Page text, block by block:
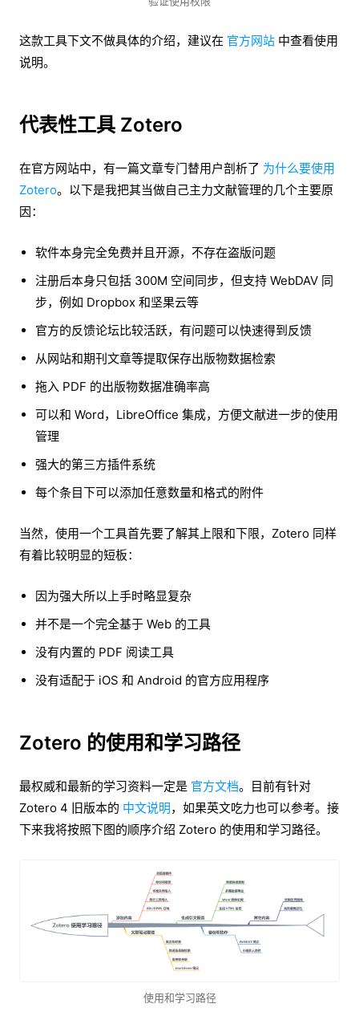
这款工具下文不做具体的介绍，建议在 官方网站 中查看使用
说明。
代表性工具 Zotero
在官方网站中，有一篇文章专门替用户剖析了 为什么要使用
Zotero。以下是我把其当做自己主力文献管理的几个主要原
因：
软件本身完全免费并且开源，不存在盗版问题
注册后本身只包括 300M 空间同步，但支持 WebDAV 同
步，例如 Dropbox 和坚果云等
官方的反馈论坛比较活跃，有问题可以快速得到反馈
从网站和期刊文章等提取保存出版物数据检索
拖入 PDF 的出版物数据准确率高
可以和 Word，LibreOffice 集成，方便文献进一步的使用
管理
强大的第三方插件系统
每个条目下可以添加任意数量和格式的附件
当然，使用一个工具首先要了解其上限和下限，Zotero 同样
有着比较明显的短板：
因为强大所以上手时略显复杂
并不是一个完全基于 Web 的工具
没有内置的 PDF 阅读工具
没有适配于 iOS 和 Android 的官方应用程序
Zotero 的使用和学习路径
最权威和最新的学习资料一定是 官方文档。目前有针对
Zotero 4 旧版本的 中文说明 ，如果英文吃力也可以参考。接
下来我将按照下图的顺序介绍 Zotero 的使用和学习路径。
使用和学习路径